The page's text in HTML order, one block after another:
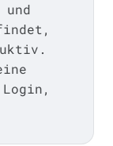
und